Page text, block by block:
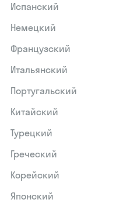
Испанский
Немецкий
Французский
Итальянский
Португальский
Китайский
Турецкий
Греческий
Корейский
Японский